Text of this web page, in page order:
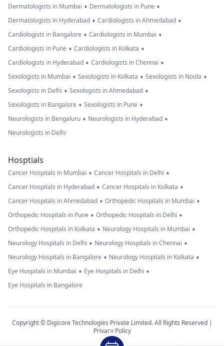
Dermatologists in Mumbai • Dermatologists in Pune •
Dermatologists in Hyderabad • Cardiologists in Ahmedabad •
Cardiologists in Bangalore • Cardiologists in Mumbai •
Cardiologists in Pune • Cardiologists in Kolkata •
Cardiologists in Hyderabad • Cardiologists in Chennai •
Sexologists in Mumbai • Sexologists in Kolkata • Sexologists in Noida •
Sexologists in Delhi • Sexologists in Ahmedabad •
Sexologists in Bangalore • Sexologists in Pune •
Neurologists in Bengaluru • Neurologists in Hyderabad •
Neurologists in Delhi
Hosptials
Cancer Hospitals in Mumbai • Cancer Hospitals in Delhi •
Cancer Hospitals in Hyderabad • Cancer Hospitals in Kolkata •
Cancer Hospitals in Ahmedabad • Orthopedic Hospitals in Mumbai •
Orthopedic Hospitals in Pune • Orthopedic Hospitals in Delhi •
Orthopedic Hospitals in Kolkata • Neurology Hospitals in Mumbai •
Neurology Hospitals in Delhi • Neurology Hospitals in Chennai •
Neurology Hospitals in Bangalore • Neurology Hospitals in Kolkata •
Eye Hospitals in Mumbai • Eye Hospitals in Delhi •
Eye Hospitals in Bangalore
Copyright © Digicore Technologies Private Limited. All Rights Reserved |
Privacy Policy